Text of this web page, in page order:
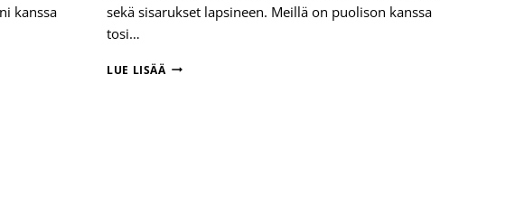
kanssa
sekä sisarukset lapsineen. Meillä on puolison kanssa
tosi…
LUE LISÄÄ MARJUKAN